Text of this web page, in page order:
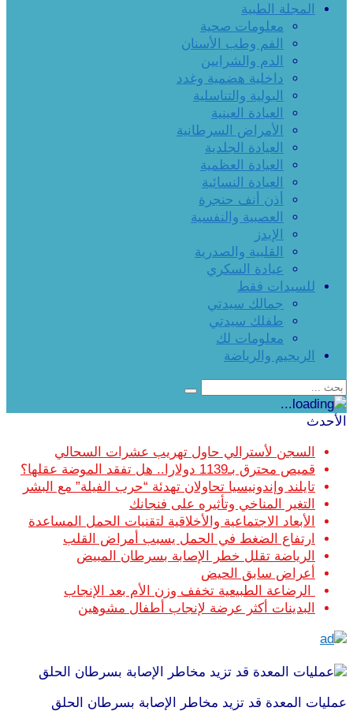
المجلة الطبية
معلومات صحية
الفم وطب الأسنان
الدم والشرايين
داخلية هضمية وغدد
البولية والتناسلية
العيادة العينية
الأمراض السرطانية
العيادة الجلدية
العيادة العظمية
العيادة النسائية
أذن أنف حنجرة
العصبية والنفسية
الإيدز
القلبية والصدرية
عيادة السكري
للسيدات فقط
جمالك سيدتي
طفلك سيدتي
معلومات لك
الريجيم والرياضة
الأحدث
السجن لأسترالي حاول تهريب عشرات السحالي
قميص محترق بـ1139 دولارا.. هل تفقد الموضة عقلها؟
تايلند وإندونيسيا تحاولان تهدئة “حرب الفيلة” مع البشر
التغير المناخي وتأثيره على فنجانك
الأبعاد الاجتماعية والأخلاقية لتقنيات الحمل المساعدة
ارتفاع الضغط في الحمل يسبب أمراض القلب
الرياضة تقلل خطر الإصابة بسرطان المبيض
أعراض سابق الحيض
الرضاعة الطبيعية تخفف وزن الأم بعد الإنجاب
البدينات أكثر عرضة لإنجاب أطفال مشوهين
عمليات المعدة قد تزيد مخاطر الإصابة بسرطان الحلق